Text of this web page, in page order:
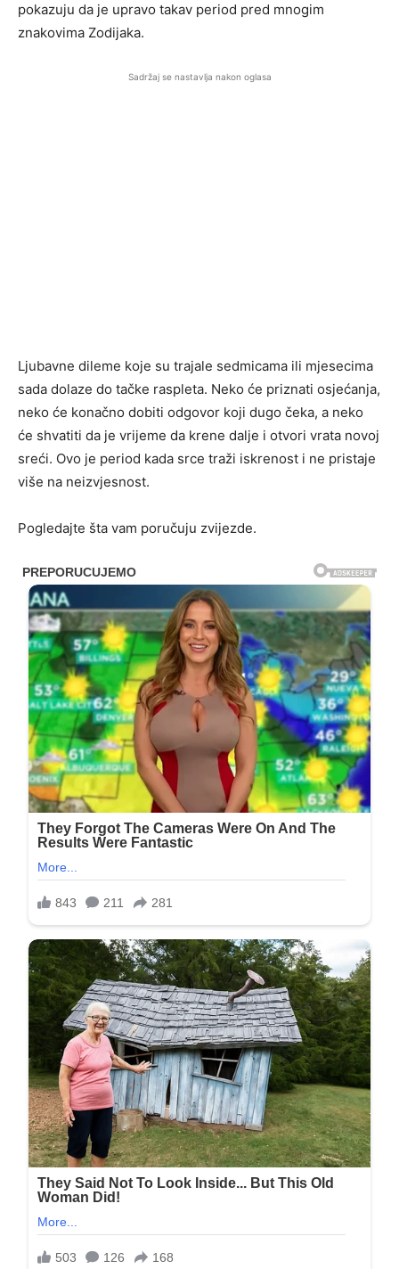
pokazuju da je upravo takav period pred mnogim
znakovima Zodijaka.
Sadržaj se nastavlja nakon oglasa
Ljubavne dileme koje su trajale sedmicama ili mjesecima
sada dolaze do tačke raspleta. Neko će priznati osjećanja,
neko će konačno dobiti odgovor koji dugo čeka, a neko
će shvatiti da je vrijeme da krene dalje i otvori vrata novoj
sreći. Ovo je period kada srce traži iskrenost i ne pristaje
više na neizvjesnost.
Pogledajte šta vam poručuju zvijezde.